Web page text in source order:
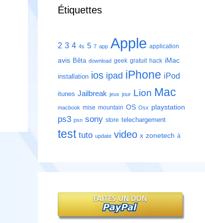
Étiquettes
2 3 4 4s 5 7 app Apple application
avis Bêta download geek gratuit hack iMac
installation ios ipad iPhone iPod
itunes Jailbreak jeux jour Lion Mac
macbook mise mountain OS Osx playstation
ps3 psn sony store telechargement
test tuto update video x zonetech à